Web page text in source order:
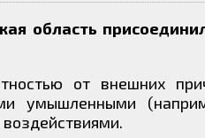
область
от внешних
умышленными